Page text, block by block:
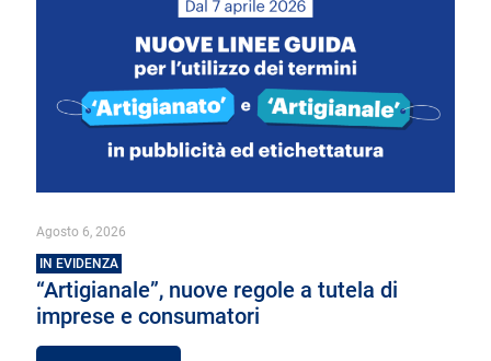
Agosto 6, 2026
IN EVIDENZA
“Artigianale”, nuove regole a tutela di
imprese e consumatori